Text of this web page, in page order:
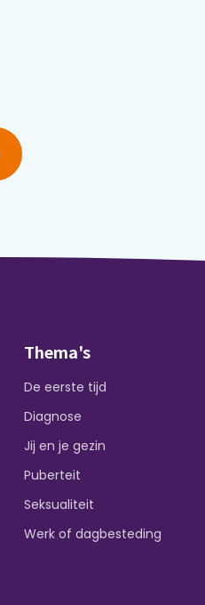
Thema's
De eerste tijd
Diagnose
Jij en je gezin
Puberteit
Seksualiteit
Werk of dagbesteding